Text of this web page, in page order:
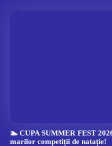
🏊 CUPA SUMMER FEST
marilor competiții de natație!